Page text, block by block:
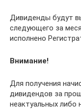
Дивиденды будут
следующего за
исполнено
Внимание!
Для получения
дивидендов за
неактуальных либо